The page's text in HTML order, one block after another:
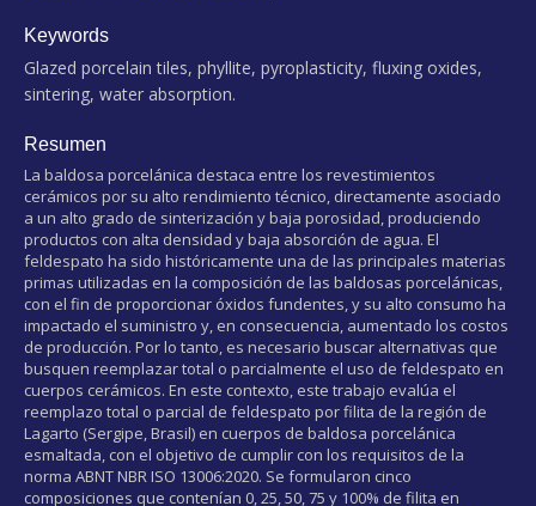
Keywords
Glazed porcelain tiles, phyllite, pyroplasticity, fluxing oxides,
sintering, water absorption.
Resumen
La baldosa porcelánica destaca entre los revestimientos
cerámicos por su alto rendimiento técnico, directamente asociado
a un alto grado de sinterización y baja porosidad, produciendo
productos con alta densidad y baja absorción de agua. El
feldespato ha sido históricamente una de las principales materias
primas utilizadas en la composición de las baldosas porcelánicas,
con el fin de proporcionar óxidos fundentes, y su alto consumo ha
impactado el suministro y, en consecuencia, aumentado los costos
de producción. Por lo tanto, es necesario buscar alternativas que
busquen reemplazar total o parcialmente el uso de feldespato en
cuerpos cerámicos. En este contexto, este trabajo evalúa el
reemplazo total o parcial de feldespato por filita de la región de
Lagarto (Sergipe, Brasil) en cuerpos de baldosa porcelánica
esmaltada, con el objetivo de cumplir con los requisitos de la
norma ABNT NBR ISO 13006:2020. Se formularon cinco
composiciones que contenían 0, 25, 50, 75 y 100% de filita en